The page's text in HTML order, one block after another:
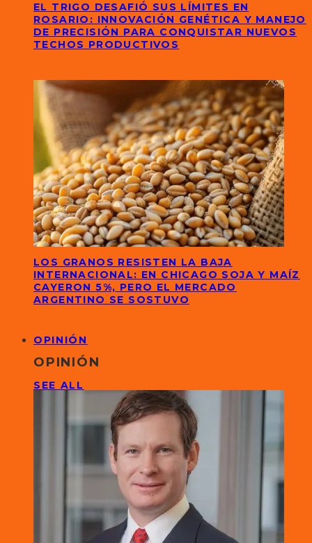
EL TRIGO DESAFIÓ SUS LÍMITES EN
ROSARIO: INNOVACIÓN GENÉTICA Y MANEJO
DE PRECISIÓN PARA CONQUISTAR NUEVOS
TECHOS PRODUCTIVOS
LOS GRANOS RESISTEN LA BAJA
INTERNACIONAL: EN CHICAGO SOJA Y MAÍZ
CAYERON 5%, PERO EL MERCADO
ARGENTINO SE SOSTUVO
OPINIÓN
OPINIÓN
SEE ALL